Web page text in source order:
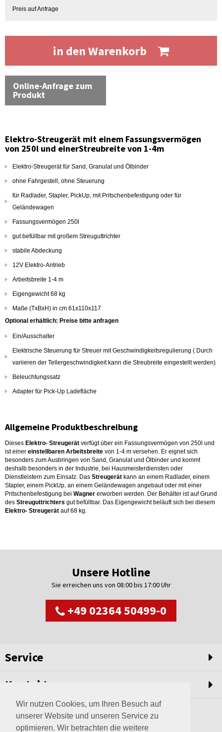
Wir nutzen Cookies, um Ihren Besuch auf
unserer Website und unseren Service zu
optimieren. Wir betrachten die weitere
Preis auf Anfrage
in den Warenkorb
Online-Anfrage zum
Produkt
Elektro-Streugerät mit einem Fassungsvermögen
von 250l und einerStreubreite von 1-4m
Elektro-Streugerät für Sand, Granulat und Ölbinder
ohne Fahrgestell, ohne Steuerung
für Radlader, Stapler, PickUp, mit Pritschenbefestigung oder für
Geländewagen
Fassungsvermögen 250l
gut befüllbar mit großem Streuguttrichter
stabile Abdeckung
12V Elektro-Antrieb
Arbeitsbreite 1-4 m
Eigengewicht 68 kg
Maße (TxBxH) in cm 61x110x117
Optional erhältlich: Preise bitte anfragen
Ein/Ausschalter
Elektrische Steuerung für Streuer mit Geschwindigkeitsregulierung ( Durch
variieren der Tellergeschwindigkeit kann die Streubreite eingestellt werden)
Beleuchtungssatz
Adapter für Pick-Up Ladefläche
Allgemeine Produktbeschreibung
Dieses Elektro- Streugerät verfügt über ein Fassungsvermögen von 250l und
ist einer einstellbaren Arbeitsbreite von 1-4 m versehen. Er eignet sich
besonders zum Ausbringen von Sand, Granulat und Ölbinder und kommt
deshalb besonders in der Industrie, bei Hausmeisterdiensten oder
Dienstleistern zum Einsatz. Das Streugerät kann an einem Radlader, einem
Stapler, einem PickUp, an einem Geländewagen angebaut oder mit einer
Pritschenbefestigung bei Wagner erworben werden. Der Behälter ist auf Grund
des Streuguttrichters gut befüllbar. Das Eigengewicht beläuft sich bei diesem
Elektro- Streugerät auf 68 kg.
Unsere Hotline
Sie erreichen uns von 08:00 bis 17:00 Uhr
+49 02364 50499-0
Service
Kontakt